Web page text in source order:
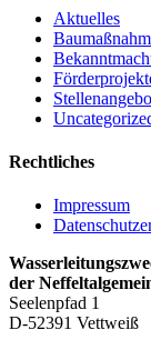
Aktuelles
Rechtliches
Impressum
der
Seelenpfad 1
D-52391 Vettweiß